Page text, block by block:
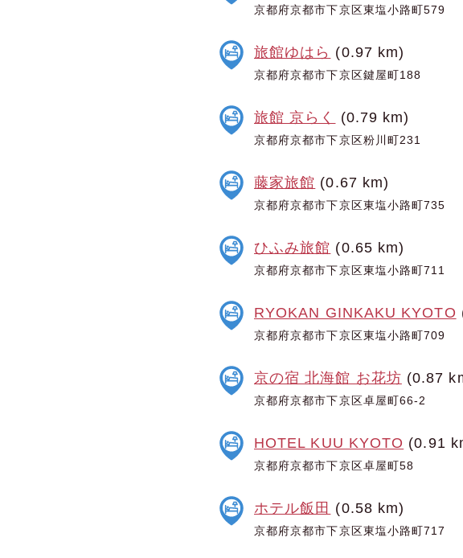
京都府京都市下京区東塩小路町579
旅館ゆはら (0.97 km)
京都府京都市下京区鍵屋町188
旅館 京らく (0.79 km)
京都府京都市下京区粉川町231
藤家旅館 (0.67 km)
京都府京都市下京区東塩小路町735
ひふみ旅館 (0.65 km)
京都府京都市下京区東塩小路町711
RYOKAN GINKAKU KYOTO
京都府京都市下京区東塩小路町709
京の宿 北海館 お花坊 (0.87
京都府京都市下京区卓屋町66-2
HOTEL KUU KYOTO (0.91
京都府京都市下京区卓屋町58
ホテル飯田 (0.58 km)
京都府京都市下京区東塩小路町717